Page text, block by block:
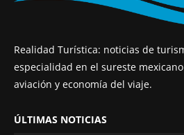
Realidad Turística: noticias de
especialidad en el sureste
aviación y economía del viaje.
ÚLTIMAS NOTICIAS